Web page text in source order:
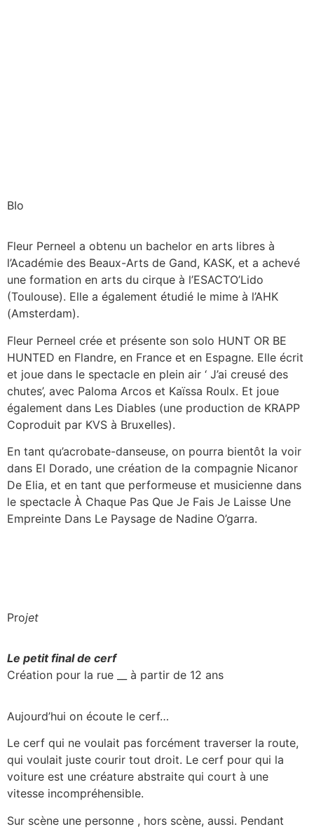
BIo
Fleur Perneel a obtenu un bachelor en arts libres à
l’Académie des Beaux-Arts de Gand, KASK, et a achevé
une formation en arts du cirque à l’ESACTO’Lido
(Toulouse). Elle a également étudié le mime à l’AHK
(Amsterdam).
Fleur Perneel crée et présente son solo HUNT OR BE
HUNTED en Flandre, en France et en Espagne. Elle écrit
et joue dans le spectacle en plein air ‘ J’ai creusé des
chutes’, avec Paloma Arcos et Kaïssa Roulx. Et joue
également dans Les Diables (une production de KRAPP
Coproduit par KVS à Bruxelles).
En tant qu’acrobate-danseuse, on pourra bientôt la voir
dans El Dorado, une création de la compagnie Nicanor
De Elia, et en tant que performeuse et musicienne dans
le spectacle À Chaque Pas Que Je Fais Je Laisse Une
Empreinte Dans Le Paysage de Nadine O’garra.
Projet
Le petit final de cerf
Création pour la rue __ à partir de 12 ans
Aujourd’hui on écoute le cerf…
Le cerf qui ne voulait pas forcément traverser la route,
qui voulait juste courir tout droit. Le cerf pour qui la
voiture est une créature abstraite qui court à une
vitesse incompréhensible.
Sur scène une personne , hors scène, aussi. Pendant